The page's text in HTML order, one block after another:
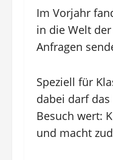
Im Vorjahr
in die Welt
Anfragen
Speziell für
dabei darf
Besuch wert:
und macht